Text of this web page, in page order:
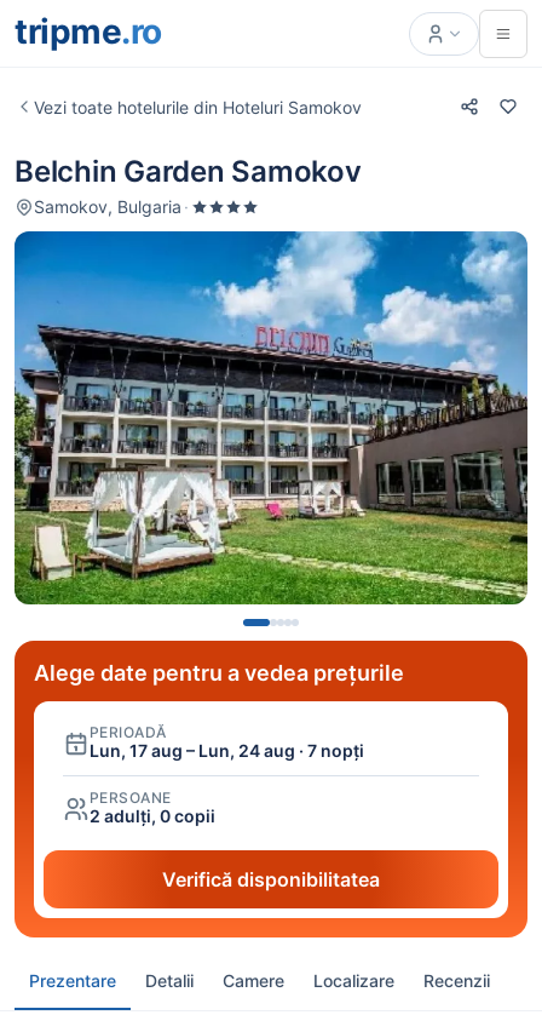
tripme.ro
Alege date pentru a vedea prețurile
PERIOADĂ
Lun, 17 aug – Lun, 24 aug · 7 nopți
PERSOANE
2 adulți, 0 copii
Verifică disponibilitatea
Vezi toate hotelurile din Hoteluri Samokov
Prezentare Detalii Camere Localizare Recenzii
Belchin Garden Samokov
Samokov, Bulgaria ·